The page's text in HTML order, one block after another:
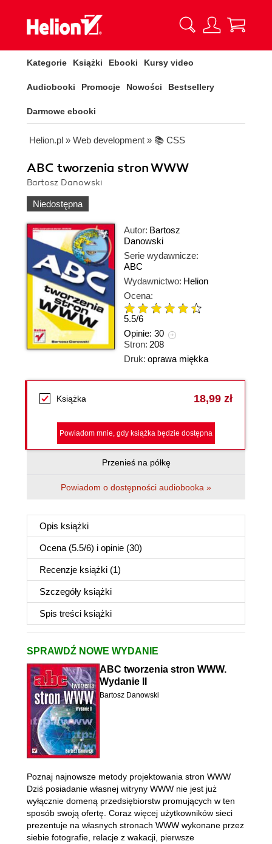
Kategorie Książki Ebooki Kursy video
Audiobooki Promocje Nowości Bestsellery
Darmowe ebooki
Helion.pl » Web development » 📚 CSS
ABC tworzenia stron WWW
Bartosz Danowski
Niedostępna
Autor: Bartosz
Danowski
Serie wydawnicze:
ABC
Wydawnictwo: Helion
Ocena:
5.5/6
Opinie: 30
Stron: 208
Druk: oprawa miękka
Książka 18,99 zł
Powiadom mnie, gdy książka będzie dostępna
Przenieś na półkę
Powiadom o dostępności audiobooka »
Opis książki
Ocena (5.5/6) i opinie (30)
Recenzje książki (1)
Szczegóły książki
Spis treści książki
SPRAWDŹ NOWE WYDANIE
ABC tworzenia stron WWW.
Wydanie II
Bartosz Danowski
Poznaj najnowsze metody projektowania stron WWW
Dziś posiadanie własnej witryny WWW nie jest już
wyłącznie domeną przedsiębiorstw promujących w ten
sposób swoją ofertę. Coraz więcej użytkowników sieci
prezentuje na własnych stronach WWW wykonane przez
siebie fotografie, relacje z wakacji, pierwsze